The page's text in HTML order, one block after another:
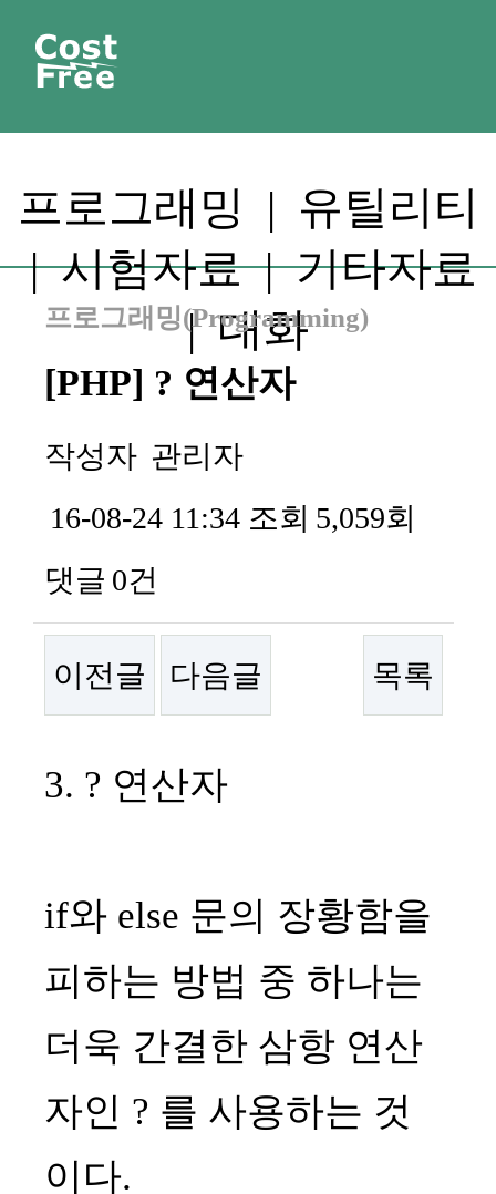
프로그래밍 | 유틸리티
|시험자료|기타자료
|대화
프로그래밍(Programming)
[PHP] ? 연산자
작성자 관리자
16-08-24 11:34 조회 5,059회
댓글 0건
이전글 다음글 목록
본문
3. ? 연산자
if와 else 문의 장황함을
피하는 방법 중 하나는
더욱 간결한 삼항 연산
자인 ? 를 사용하는 것
이다.